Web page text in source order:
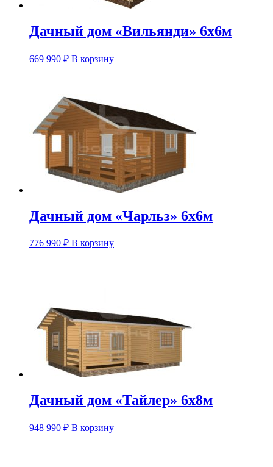
Дачный дом «Вильянди» 6х6м
669 990 ₽ В корзину
Дачный дом «Чарльз» 6х6м
776 990 ₽ В корзину
Дачный дом «Тайлер» 6х8м
948 990 ₽ В корзину